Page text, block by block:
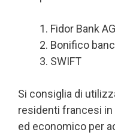
Fidor Bank
Bonifico
SWIFT
Si consiglia di
residenti francesi in
ed economico per